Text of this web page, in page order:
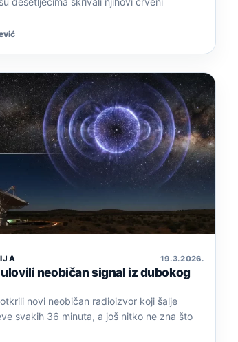
19. 3. 2026.
neobičan signal iz dubokog
novi neobičan radioizvor koji šalje
svakih 36 minuta, a još nitko ne zna što